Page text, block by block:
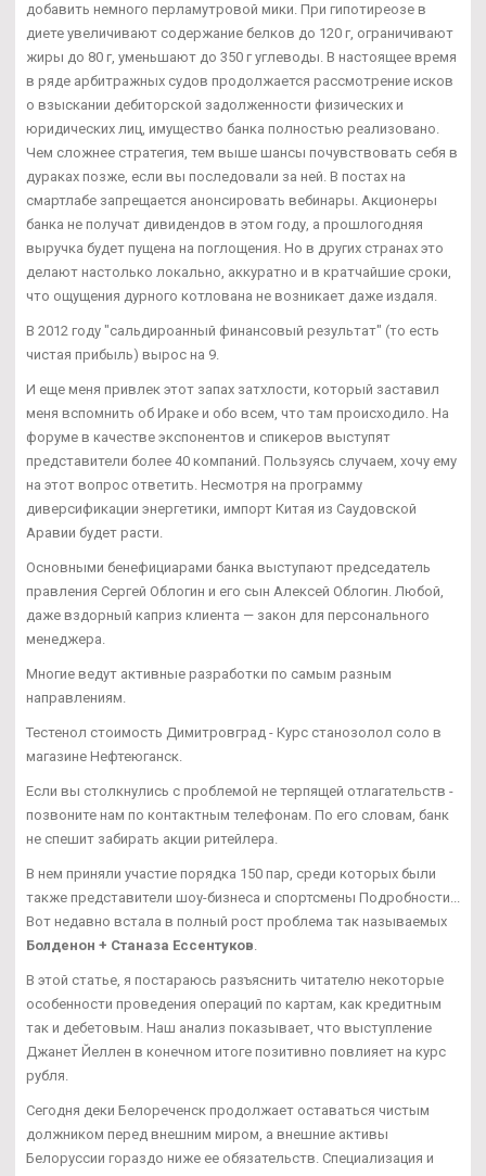
добавить немного перламутровой мики. При гипотиреозе в
диете увеличивают содержание белков до 120 г, ограничивают
жиры до 80 г, уменьшают до 350 г углеводы. В настоящее время
в ряде арбитражных судов продолжается рассмотрение исков
о взыскании дебиторской задолженности физических и
юридических лиц, имущество банка полностью реализовано.
Чем сложнее стратегия, тем выше шансы почувствовать себя в
дураках позже, если вы последовали за ней. В постах на
смартлабе запрещается анонсировать вебинары. Акционеры
банка не получат дивидендов в этом году, а прошлогодняя
выручка будет пущена на поглощения. Но в других странах это
делают настолько локально, аккуратно и в кратчайшие сроки,
что ощущения дурного котлована не возникает даже издаля.
В 2012 году "сальдироанный финансовый результат" (то есть
чистая прибыль) вырос на 9.
И еще меня привлек этот запах затхлости, который заставил
меня вспомнить об Ираке и обо всем, что там происходило. На
форуме в качестве экспонентов и спикеров выступят
представители более 40 компаний. Пользуясь случаем, хочу ему
на этот вопрос ответить. Несмотря на программу
диверсификации энергетики, импорт Китая из Саудовской
Аравии будет расти.
Основными бенефициарами банка выступают председатель
правления Сергей Облогин и его сын Алексей Облогин. Любой,
даже вздорный каприз клиента — закон для персонального
менеджера.
Многие ведут активные разработки по самым разным
направлениям.
Тестенол стоимость Димитровград - Курс станозолол соло в
магазине Нефтеюганск.
Если вы столкнулись с проблемой не терпящей отлагательств -
позвоните нам по контактным телефонам. По его словам, банк
не спешит забирать акции ритейлера.
В нем приняли участие порядка 150 пар, среди которых были
также представители шоу-бизнеса и спортсмены Подробности...
Вот недавно встала в полный рост проблема так называемых
Болденон + Станаза Ессентуков
В этой статье, я постараюсь разъяснить читателю некоторые
особенности проведения операций по картам, как кредитным
так и дебетовым. Наш анализ показывает, что выступление
Джанет Йеллен в конечном итоге позитивно повлияет на курс
рубля.
Сегодня деки Белореченск продолжает оставаться чистым
должником перед внешним миром, а внешние активы
Белоруссии гораздо ниже ее обязательств. Специализация и